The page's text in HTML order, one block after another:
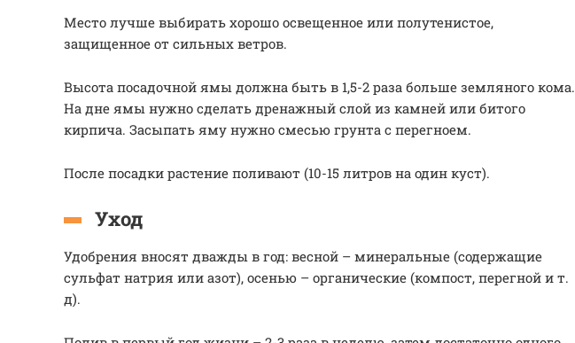
Место лучше выбирать хорошо освещенное или полутенистое,
защищенное от сильных ветров.
Высота посадочной ямы должна быть в 1,5-2 раза больше земляного кома.
На дне ямы нужно сделать дренажный слой из камней или битого
кирпича. Засыпать яму нужно смесью грунта с перегноем.
После посадки растение поливают (10-15 литров на один куст).
Уход
Удобрения вносят дважды в год: весной – минеральные (содержащие
сульфат натрия или азот), осенью – органические (компост, перегной и т.
д).